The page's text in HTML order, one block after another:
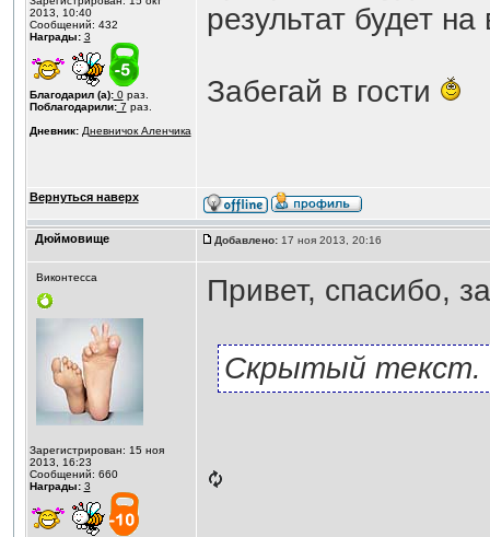
2013, 10:40
Сообщений: 432
Награды: 3
Благодарил (а):0раз.
Поблагодарили:7 раз.
Дневник: Дневничок Аленчика
результат будет на
Забегай в гости
Вернуться наверх
Дюймовище Добавлено:17 ноя 2013, 20:16
Виконтесса
Зарегистрирован: 15 ноя
2013, 16:23
Сообщений: 660
Награды: 3
Привет, спасибо,
Скрытый текст.